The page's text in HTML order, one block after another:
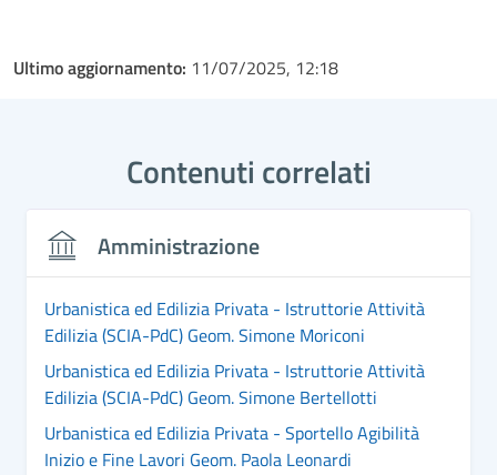
Ultimo aggiornamento: 11/07/2025, 12:18
Contenuti correlati
Amministrazione
Urbanistica ed Edilizia Privata - Istruttorie Attività
Edilizia (SCIA-PdC) Geom. Simone Moriconi
Urbanistica ed Edilizia Privata - Istruttorie Attività
Edilizia (SCIA-PdC) Geom. Simone Bertellotti
Urbanistica ed Edilizia Privata - Sportello Agibilità
Inizio e Fine Lavori Geom. Paola Leonardi